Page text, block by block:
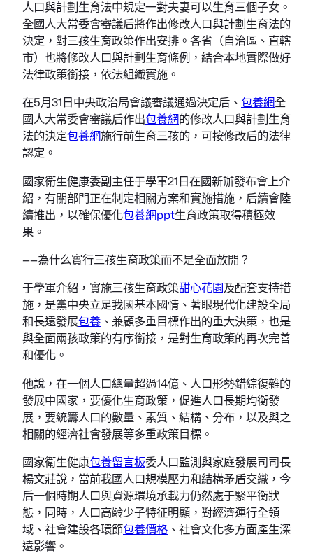
人口與計劃生育法中規定一對夫妻可以生育三個子女。
全國人大常委會審議后將作出修改人口與計劃生育法的
決定，對三孩生育政策作出安排。各省（自治區、直轄
市）也將修改人口與計劃生育條例，結合本地實際做好
法律政策銜接，依法組織實施。
在5月31日中央政治局會議審議通過決定后、 包養網全
國人大常委會審議后作出包養網的修改人口與計劃生育
法的決定包養網施行前生育三孩的，可按修改后的法律
認定。
國家衛生健康委副主任于學軍21日在國新辦發布會上介
紹，有關部門正在制定相關方案和實施措施，后續會陸
續推出，以確保優化包養網ppt生育政策取得積極效
果。
——為什么實行三孩生育政策而不是全面放開？
于學軍介紹，實施三孩生育政策甜心花園及配套支持措
施，是黨中央立足我國基本國情、著眼現代化建設全局
和長遠發展包養 、兼顧多重目標作出的重大決策，也是
與全面兩孩政策的有序銜接，是對生育政策的再次完善
和優化。
他說，在一個人口總量超過14億、人口形勢錯綜復雜的
發展中國家，要優化生育政策，促進人口長期均衡發
展，要統籌人口的數量、素質、結構、分布，以及與之
相關的經濟社會發展等多重政策目標。
國家衛生健康包養留言板委人口監測與家庭發展司司長
楊文莊說，當前我國人口規模壓力和結構矛盾交織，今
后一個時期人口與資源環境承載力仍然處于緊平衡狀
態，同時，人口高齡少子特征明顯，對經濟運行全領
域、社會建設各環節包養價格 、社會文化多方面產生深
遠影響。